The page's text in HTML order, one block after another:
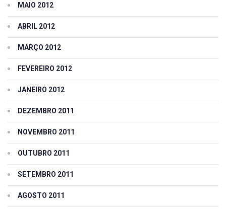
MAIO 2012
ABRIL 2012
MARÇO 2012
FEVEREIRO 2012
JANEIRO 2012
DEZEMBRO 2011
NOVEMBRO 2011
OUTUBRO 2011
SETEMBRO 2011
AGOSTO 2011